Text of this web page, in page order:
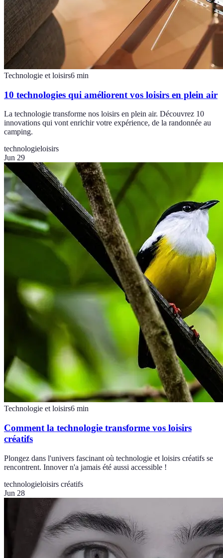
Technologie et loisirs6 min
10 technologies qui améliorent vos loisirs en plein air
La technologie transforme nos loisirs en plein air. Découvrez 10
innovations qui vont enrichir votre expérience, de la randonnée au
camping.
technologieloisirs
Jun 29
Technologie et loisirs6 min
Comment la technologie transforme vos loisirs
créatifs
Plongez dans l'univers fascinant où technologie et loisirs créatifs se
rencontrent. Innover n'a jamais été aussi accessible !
technologieloisirs créatifs
Jun 28